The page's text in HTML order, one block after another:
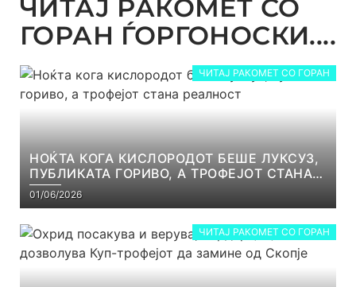
ЧИТАЈ РАКОМЕТ СО
ГОРАН ЃОРГОНОСКИ....
ЧИТАЈ РАКОМЕТ СО ГОРАН
НОЌТА КОГА КИСЛОРОДОТ БЕШЕ ЛУКСУЗ,
ПУБЛИКАТА ГОРИВО, А ТРОФЕЈОТ СТАНА
РЕАЛНОСТ
01/06/2026
ЧИТАЈ РАКОМЕТ СО ГОРАН